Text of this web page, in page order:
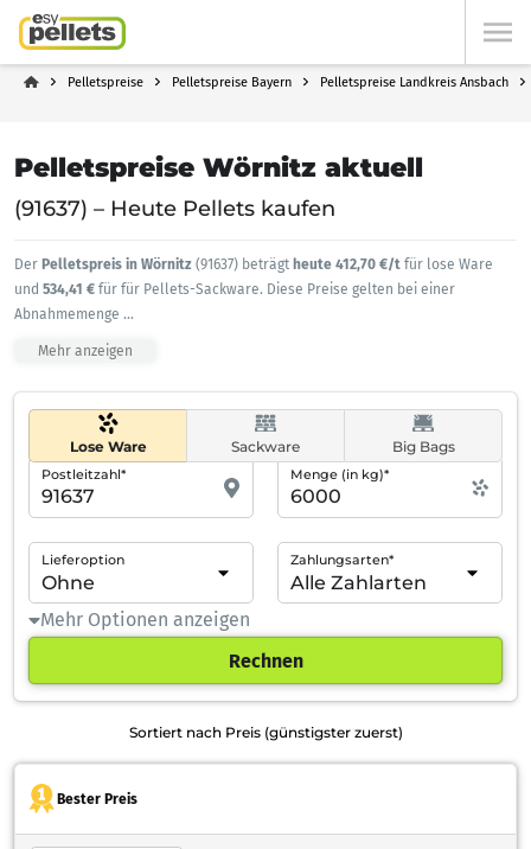
Pelletspreise Pelletspreise Bayern Pelletspreise Landkreis Ansbach
Pelletspreise Wörnitz aktuell
(91637) – Heute Pellets kaufen
Der Pelletspreis in Wörnitz (91637) beträgt heute 412,70 €/t für lose Ware
und 534,41 € für für Pellets-Sackware. Diese Preise gelten bei einer
Abnahmemenge ...
Mehr anzeigen
Lose Ware Sackware Big Bags
Postleitzahl* Menge (in kg)*
Lieferoption Zahlungsarten*
Mehr Optionen anzeigen
Rechnen
Sortiert nach Preis (günstigster zuerst)
Bester Preis